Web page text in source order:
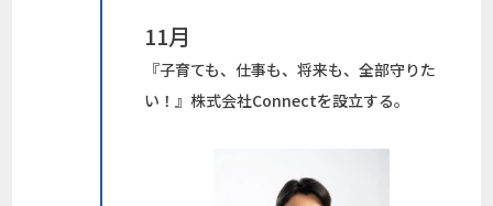
11月
『子育ても、仕事も、将来も、全部守りた
い！』株式会社Connectを設立する。